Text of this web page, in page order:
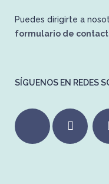
Puedes dirigirte a
formulario de
SÍGUENOS EN REDES